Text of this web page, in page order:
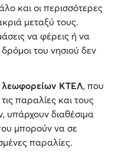
και οι περισσότερες
μεταξύ τους.
να φέρεις ή να
του νησιού δεν
λεωφορείων ΚΤΕΛ, που
παραλίες και τους
υπάρχουν διαθέσιμα
μπορούν να σε
παραλίες.